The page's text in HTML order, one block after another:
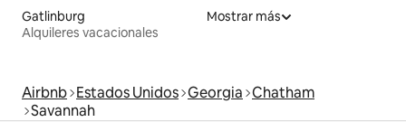
Gatlinburg
Alquileres vacacionales
Mostrar más
Airbnb Estados Unidos Georgia Chatham
Savannah